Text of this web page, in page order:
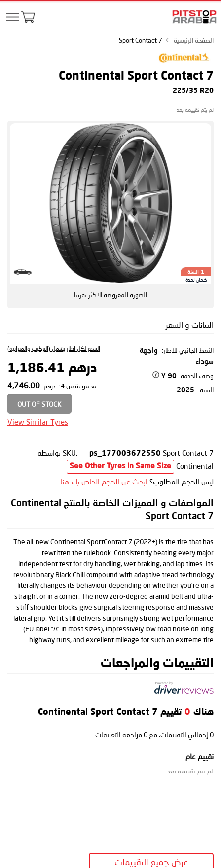
الصفحة الرئيسية Sport Contact 7
Continental Sport Contact 7
225/35 R20
لم يتم تقييمه بعد
1 السنة
ضمان لمدة
الصورة المعروضة الأكثر تقريبا
البيانات و السعر
النمط الجانبي للإطار:
واجهة
سوداء
وصف الخدمة 90 Y
السنة: 2025
السعر لكل اطار يشمل (التركيب والميزانية)
درهم 1,186.41
مجموعة من 4: درهم
OUT OF STOCK
View Similar Tyres
SKU: ps_177003672550 Sport Contact 7
بواسطة
Continental
See Other Tyres in Same Size
ليس الحجم المطلوب؟ ابحث عن الحجم الخاص بك هنا
المواصفات و المميزات الخاصة بالمنتج Continental
Sport Contact 7
The all-new Continental SportContact 7 (2022+) is the tire that has
rewritten the rulebook. Consistently beating every major
independent test for dry handling, wet braking, and lap times. Its
revolutionary Black Chili compound with adaptive tread technology
literally changes its behaviour depending on whether you’re on a
straight or in a corner. The new zero-degree aramid belt and ultra-
stiff shoulder blocks give surgical steering response and massive
lateral grip. Yet it still delivers surprisingly strong wet performance
(EU label “A” in most sizes), impressively low road noise on long
highway runs, and excellent mileage for such an extreme tire
التقييمات والمراجعات
هناك 0 تقييم Continental Sport Contact 7
0 إجمالي التقييمات، مع 0 مراجعة التعليقات
تقييم عام
لم يتم تقييمه بعد
عرض جميع التقييمات